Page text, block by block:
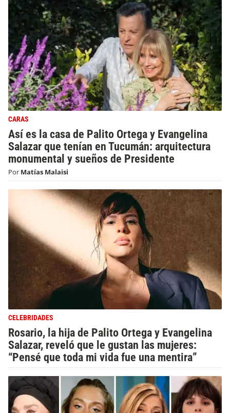
CARAS
Así es la casa de Palito Ortega y Evangelina
Salazar que tenían en Tucumán: arquitectura
monumental y sueños de Presidente
Por Matías Malaisi
CELEBRIDADES
Rosario, la hija de Palito Ortega y Evangelina
Salazar, reveló que le gustan las mujeres:
“Pensé que toda mi vida fue una mentira”